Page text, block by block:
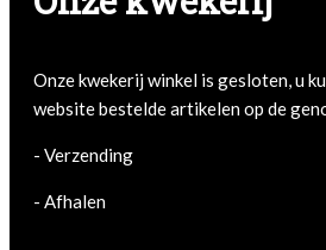
Onze kwekerij winkel is gesloten, u
website bestelde artikelen op de
- Verzending
- Afhalen